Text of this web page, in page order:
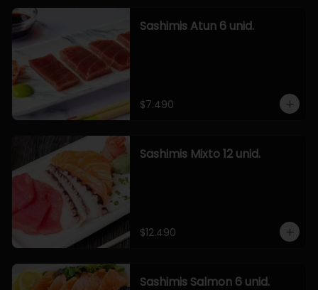
Sashimis Atun 6 unid.
$7.490
Sashimis Mixto 12 unid.
$12.490
Sashimis Salmon 6 unid.